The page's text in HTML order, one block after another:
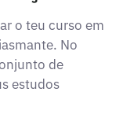
o teu curso em
No
de
estudos